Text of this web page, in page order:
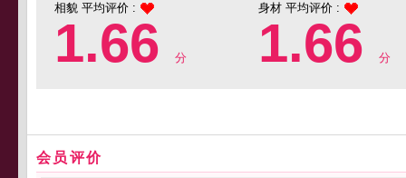
相貌 平均评价 :
1.66 分
身材 平均评价 :
1.66 分
会员评价